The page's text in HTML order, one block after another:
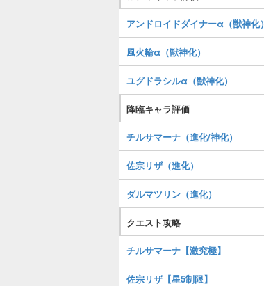
アンドロイドダイナーα（獣神化）
風火輪α（獣神化）
ユグドラシルα（獣神化）
降臨キャラ評価
チルサマーナ（進化/神化）
佐宗リザ（進化）
ダルマツリン（進化）
クエスト攻略
チルサマーナ【激究極】
佐宗リザ【星5制限】